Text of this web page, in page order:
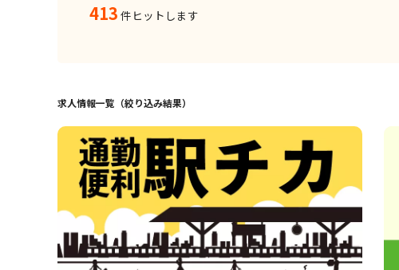
413 件ヒットします
求人情報一覧（絞り込み結果）